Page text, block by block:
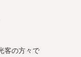
客の方々で